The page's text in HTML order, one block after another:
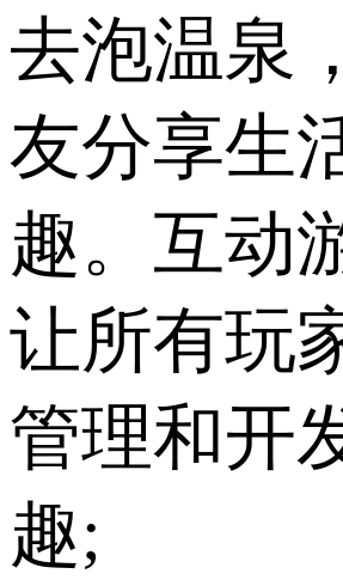
去泡温泉
友分享生
趣。互动
让所有玩
管理和开
趣;